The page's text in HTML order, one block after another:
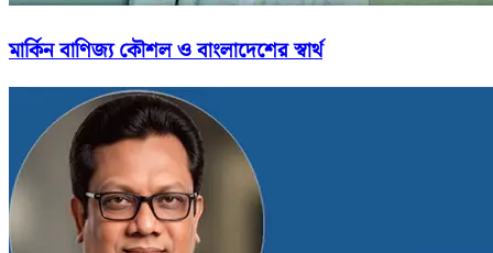
মার্কিন বাণিজ্য কৌশল ও বাংলাদেশের স্বার্থ